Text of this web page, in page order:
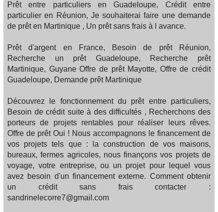
Prêt entre particuliers en Guadeloupe, Crédit entre
particulier en Réunion, Je souhaiterai faire une demande
de prêt en Martinique , Un prêt sans frais à l avance.
Prêt d'argent en France, Besoin de prêt Réunion,
Recherche un prêt Guadeloupe, Recherche prêt
Martinique, Guyane Offre de prêt Mayotte, Offre de crédit
Guadeloupe, Demande prêt Martinique
Découvrez le fonctionnement du prêt entre particuliers,
Besoin de crédit suite à des difficultés , Recherchons des
porteurs de projets rentables pour réaliser leurs rêves.
Offre de prêt Oui ! Nous accompagnons le financement de
vos projets tels que : la construction de vos maisons,
bureaux, fermes agricoles, nous finançons vos projets de
voyage, votre entreprise, ou un projet pour lequel vous
avez besoin d'un financement externe. Comment obtenir
un crédit sans frais contacter :
sandrinelecorre7@gmail.com